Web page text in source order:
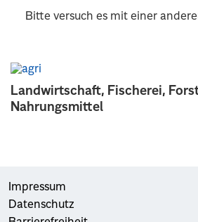
Landwirtschaft, Fischerei,
Nahrungsmittel
Bitte versuch es mit einer
Impressum
Datenschutz